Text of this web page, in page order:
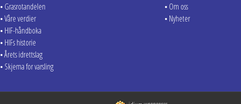
Grasrotandelen
Våre verdier
HIF-håndboka
HIFs historie
Årets idrettslag
Skjema for varsling
Om oss
Nyheter